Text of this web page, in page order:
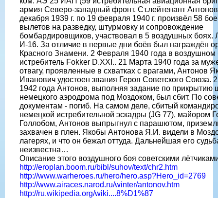
армия Северо-западный фронт. Ст.лейтенант
декабря 1939 г. по 19 февраля 1940 г. произвёл 58
вылетов на разведку, штурмовку и сопровождение
бомбардировщиков, участвовал в 5 воздушных боях.
И-16. За отличие в первые дни боёв был награждён
Красного Знамени. 2 Февраля 1940 года в
истребитель Fokker D.XXI.. 21 Марта 1940 года за
отвагу, проявленные в схватках с врагами, Антонов
Иванович удостоен звания Героя Советского Союза.
1942 года Антонов, выполняя задание по прикрытию
немецкого аэродрома под Моздоком, был сбит. По
документам - погиб. На самом деле, сбитый
немецкой истребительной эскадры (JG 77), майором
Голлобом, Антонов выпрыгнул с парашютом,
захвачен в плен. Якобы Антонова Я.И. видели в
лагерях, и что он бежал оттуда. Дальнейшая его
неизвестна…
Описание этого воздушного боя советскими
http://eroplan.boom.ru/bibl/suhov/text/chr2.htm
http://www.warheroes.ru/hero/hero.asp?Hero_id=2769
http://www.airaces.narod.ru/winter/antonov.htm
http://ru.wikipedia.org/wiki....8%D1%87